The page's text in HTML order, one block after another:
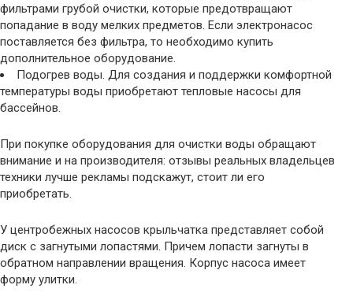
фильтрами грубой очистки, которые предотвращают
попадание в воду мелких предметов. Если электронасос
поставляется без фильтра, то необходимо купить
дополнительное оборудование.
Подогрев воды. Для создания и поддержки комфортной
температуры воды приобретают тепловые насосы для
бассейнов.
При покупке оборудования для очистки воды обращают
внимание и на производителя: отзывы реальных владельцев
техники лучше рекламы подскажут, стоит ли его
приобретать.
У центробежных насосов крыльчатка представляет собой
диск с загнутыми лопастями. Причем лопасти загнуты в
обратном направлении вращения. Корпус насоса имеет
форму улитки.